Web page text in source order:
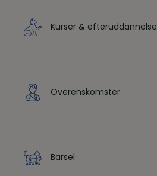
Kurser & efteruddannelse
Overenskomster
Barsel